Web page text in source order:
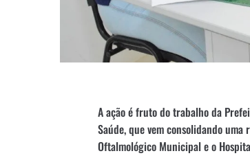
A ação é fruto do trabalho da
Saúde, que vem consolidando
Oftalmológico Municipal e o